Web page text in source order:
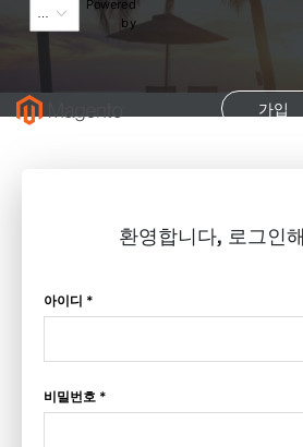
Powered
by
가입
환영합니다, 로그인
아이디 *
비밀번호 *